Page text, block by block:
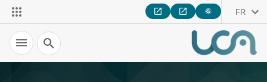
FR
Recherche